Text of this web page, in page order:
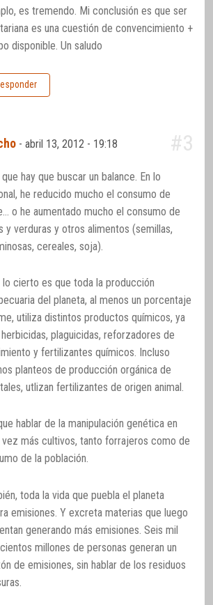
es tremendo. Mi conclusión es que ser
es una cuestión de convencimiento +
disponible. Un saludo
-abril 13, 2012 - 19:18 #3
hay que buscar un balance. En lo
he reducido mucho el consumo de
o he aumentado mucho el consumo de
y verduras y otros alimentos (semillas,
cereales, soja).
lo cierto es que toda la producción
del planeta, al menos un porcentaje
utiliza distintos productos químicos, ya
plaguicidas, reforzadores de
y fertilizantes químicos. Incluso
planteos de producción orgánica de
utlizan fertilizantes de origen animal.
hablar de la manipulación genética en
vez más cultivos, tanto forrajeros como de
de la población.
toda la vida que puebla el planeta
emisiones. Y excreta materias que luego
generando más emisiones. Seis mil
millones de personas generan un
de emisiones, sin hablar de los residuos